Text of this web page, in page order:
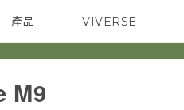
產品
VIVE G REIGNS
VIVERSE
M9‎